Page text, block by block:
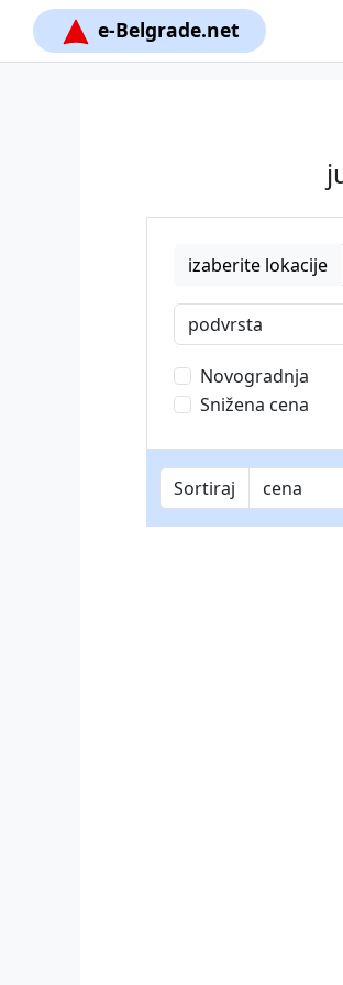
e-Belgrade.net
izaberite lokacije
podvrsta
Novogradnja
Snižena cena
Sortiraj